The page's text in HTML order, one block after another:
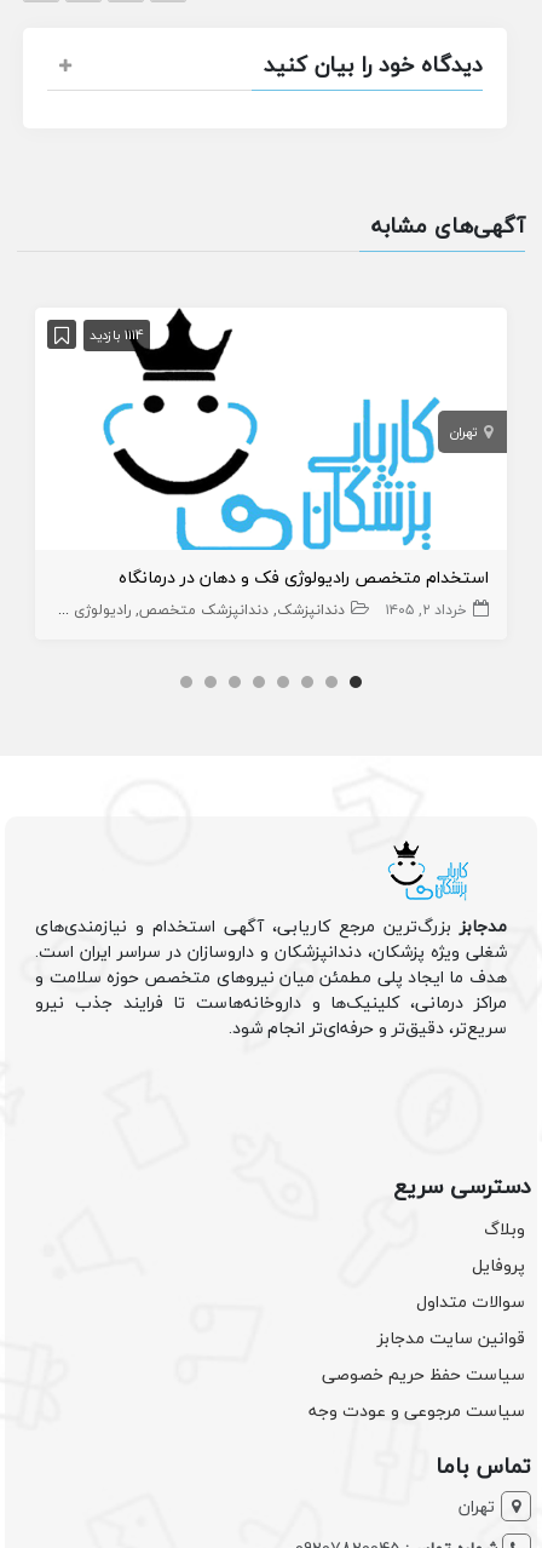
دیدگاه خود را بیان کنید
آگهی‌های مشابه
1114 بازدید
تهران
استخدام متخصص رادیولوژی فک و دهان در درمانگاه
خرداد ۲, ۱۴۰۵ دندانپزشک دندانپزشک متخصص رادیولوژی دهان ، فک و صورت
مدجابزبزرگ‌ترین مرجع کاریابی، آگهی استخدام و نیازمندی‌های
شغلی ویژه پزشکان، دندانپزشکان و داروسازان در سراسر ایران است.
هدف ما ایجاد پلی مطمئن میان نیروهای متخصص حوزه سلامت و
مراکز درمانی، کلینیک‌ها و داروخانه‌هاست تا فرایند جذب نیرو
سریع‌تر، دقیق‌تر و حرفه‌ای‌تر انجام شود.
دسترسی سریع
وبلاگ
پروفایل
سوالات متداول
قوانین سایت مدجابز
سیاست حفظ حریم خصوصی
سیاست مرجوعی و عودت وجه
تماس باما
تهران